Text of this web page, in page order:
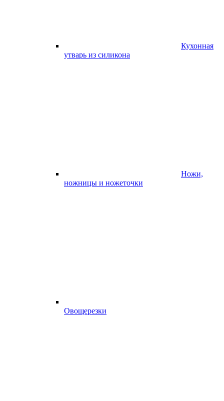
Кухонная
утварь из силикона
Ножи,
ножницы и ножеточки
Овощерезки